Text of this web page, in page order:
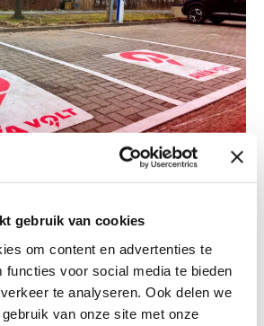
gebruik van cookies
om content en advertenties te
functies voor social media te bieden
te analyseren. Ook delen we
van onze site met onze
van DC-
Hotels starten landelijke uitrol
AVIA VOLT en...